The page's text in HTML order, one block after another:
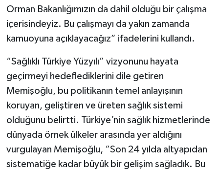
Orman Bakanlığımızın da dahil olduğu bir çalışma
içerisindeyiz. Bu çalışmayı da yakın zamanda
kamuoyuna açıklayacağız” ifadelerini kullandı.
“Sağlıklı Türkiye Yüzyılı” vizyonunu hayata
geçirmeyi hedeflediklerini dile getiren
Memişoğlu, bu politikanın temel anlayışının
koruyan, geliştiren ve üreten sağlık sistemi
olduğunu belirtti. Türkiye’nin sağlık hizmetlerinde
dünyada örnek ülkeler arasında yer aldığını
vurgulayan Memişoğlu, “Son 24 yılda altyapıdan
sistematiğe kadar büyük bir gelişim sağladık. Bu